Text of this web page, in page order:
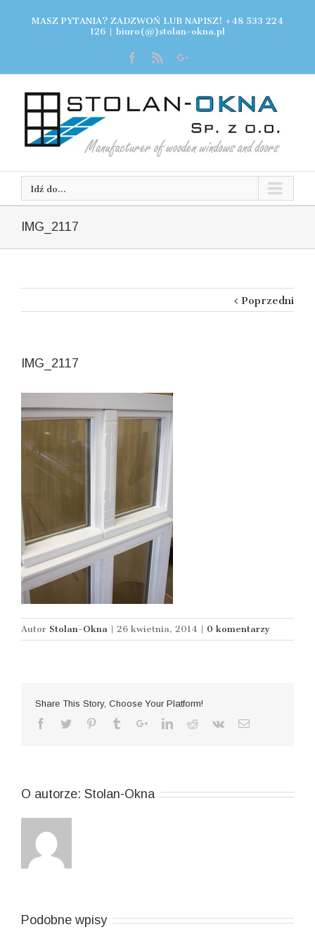
MASZ PYTANIA? ZADZWOŃ LUB NAPISZ! +48 533 224
126 | biuro(@)stolan-okna.pl
Idź do...
IMG_2117
Poprzedni
IMG_2117
Autor Stolan-Okna | 26 kwietnia, 2014 | 0 komentarzy
Share This Story, Choose Your Platform!
O autorze: Stolan-Okna
Podobne wpisy